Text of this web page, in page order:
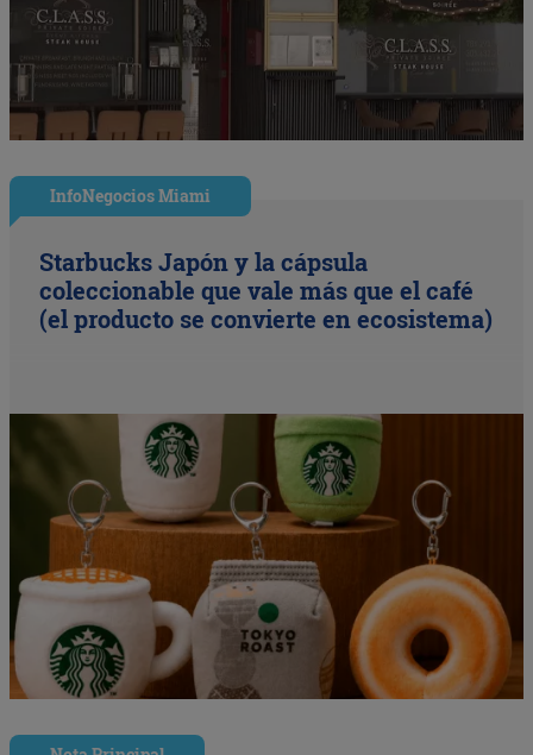
InfoNegocios Miami
Starbucks Japón y la cápsula
coleccionable que vale más que el café
(el producto se convierte en ecosistema)